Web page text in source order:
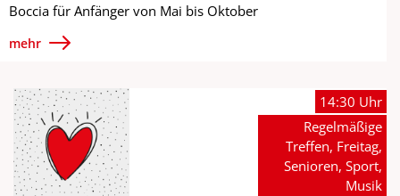
Boccia für Anfänger von Mai bis Oktober
mehr
14:30 Uhr
Regelmäßige
Treffen, Freitag,
Senioren, Sport,
Musik